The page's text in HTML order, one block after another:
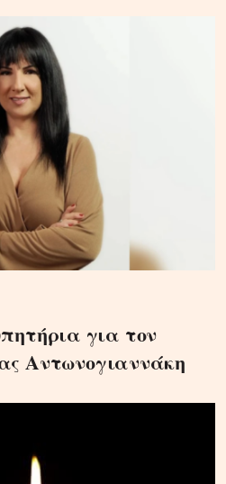
για τον
Αντωνογιαννάκη